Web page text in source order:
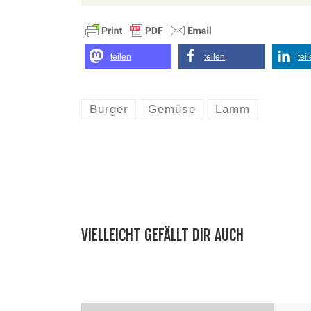
teilen teilen
Burger Gemüse Lamm
VIELLEICHT GEFÄLLT DIR AUCH